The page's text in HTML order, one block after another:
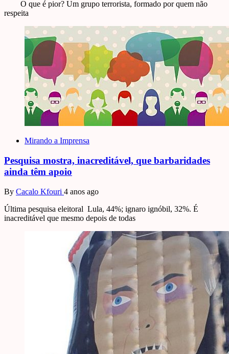
O que é pior? Um grupo terrorista, formado por quem não
respeita
Mirando a Imprensa
Pesquisa mostra, inacreditável, que barbaridades
ainda têm apoio
By Cacalo Kfouri 4 anos ago
Última pesquisa eleitoral Lula, 44%; ignaro ignóbil, 32%. É
inacreditável que mesmo depois de todas